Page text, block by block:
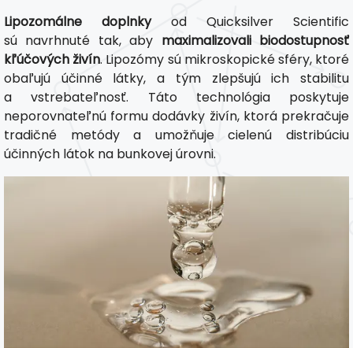
Lipozomálne doplnkyod Quicksilver Scientific
sú navrhnuté tak, aby maximalizovali biodostupnosť
kľúčových živín. Lipozómy sú mikroskopické sféry, ktoré
obaľujú účinné látky, a tým zlepšujú ich stabilitu
a vstrebateľnosť. Táto technológia poskytuje
neporovnateľnú formu dodávky živín, ktorá prekračuje
tradičné metódy a umožňuje cielenú distribúciu
účinných látok na bunkovej úrovni.